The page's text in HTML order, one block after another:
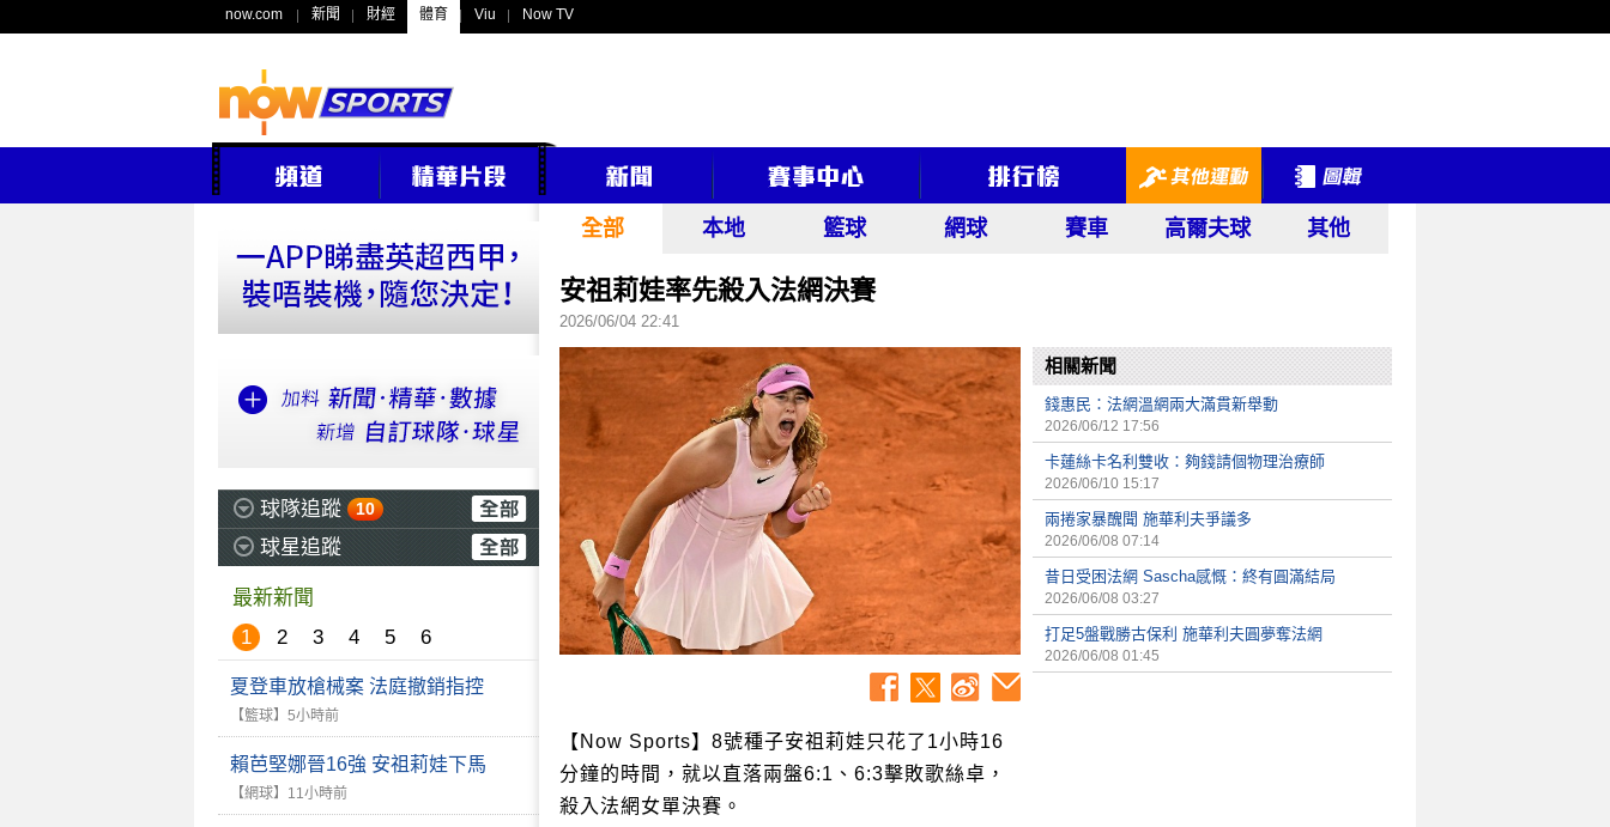
now.com 新聞 財經 體育 Viu Now TV
球隊追蹤 10
球星追蹤
最新新聞
1
2 3 4 5 6
夏登車放槍械案 法庭撤銷指控
【籃球】 5小時前
賴芭堅娜晉16強 安祖莉娃下馬
【網球】 11小時前
全部 本地 籃球 網球 賽車 高爾夫球 其他
安祖莉娃率先殺入法網決賽
2026/06/04 22:41
【Now Sports】8號種子安祖莉娃只花了1小時16
分鐘的時間，就以直落兩盤6:1、6:3擊敗歌絲卓，
殺入法網女單決賽。
相關新聞
錢惠民：法網溫網兩大滿貫新舉動
2026/06/12 17:56
卡蓮絲卡名利雙收：夠錢請個物理治療師
2026/06/10 15:17
兩捲家暴醜聞 施華利夫爭議多
2026/06/08 07:14
昔日受困法網 Sascha感慨：終有圓滿結局
2026/06/08 03:27
打足5盤戰勝古保利 施華利夫圓夢奪法網
2026/06/08 01:45